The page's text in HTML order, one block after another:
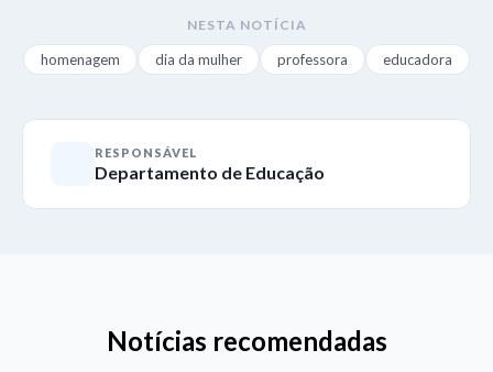
NESTA NOTÍCIA
homenagem dia da mulher professora educadora
RESPONSÁVEL
Departamento de Educação
Notícias recomendadas